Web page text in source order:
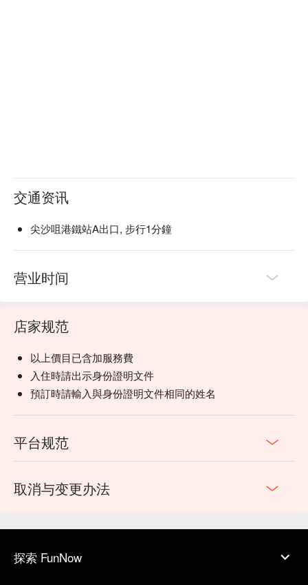
交通资讯
尖沙咀港鐵站A出口, 步行1分鐘
营业时间
店家规范
以上價目已含加服務費
入住時請出示身份證明文件
預訂時請輸入與身份證明文件相同的姓名
平台规范
取消与变更办法
探索 FunNow